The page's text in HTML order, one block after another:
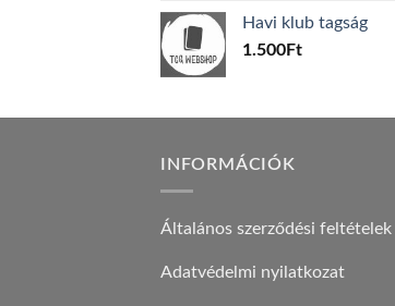
600Ft.100Ft.
Havi klub tagság
1.500Ft
INFORMÁCIÓK
Általános szerződési feltételek
Adatvédelmi nyilatkozat